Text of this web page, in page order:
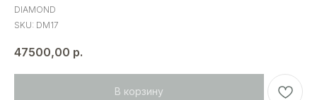
DIAMOND
SKU: DM17
47500,00 р.
В корзину